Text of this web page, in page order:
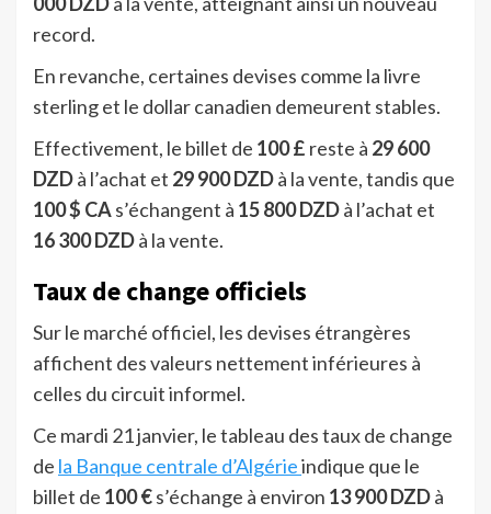
record.
En revanche, certaines devises comme la livre
sterling et le dollar canadien demeurent stables.
Effectivement, le billet de 100 £ reste à 29 600
DZDà l’achat et 29 900 DZDà la vente, tandis que
100 $ CAs’échangent à 15 800 DZDà l’achat et
16 300 DZDà la vente.
Taux de change officiels
Sur le marché officiel, les devises étrangères
affichent des valeurs nettement inférieures à
celles du circuit informel.
Ce mardi 21 janvier, le tableau des taux de change
de la Banque centrale d’Algérieindique que le
billet de 100 €s’échange à environ 13 900 DZDà